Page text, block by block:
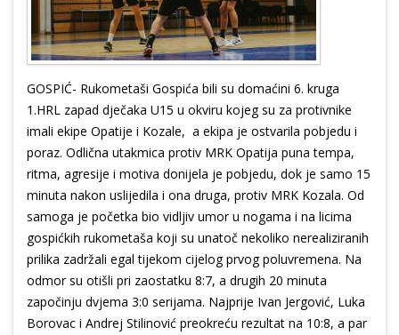
GOSPIĆ- Rukometaši Gospića bili su domaćini 6. kruga
1.HRL zapad dječaka U15 u okviru kojeg su za protivnike
imali ekipe Opatije i Kozale, a ekipa je ostvarila pobjedu i
poraz. Odlična utakmica protiv MRK Opatija puna tempa,
ritma, agresije i motiva donijela je pobjedu, dok je samo 15
minuta nakon uslijedila i ona druga, protiv MRK Kozala. Od
samoga je početka bio vidljiv umor u nogama i na licima
gospićkih rukometaša koji su unatoč nekoliko nerealiziranih
prilika zadržali egal tijekom cijelog prvog poluvremena. Na
odmor su otišli pri zaostatku 8:7, a drugih 20 minuta
započinju dvjema 3:0 serijama. Najprije Ivan Jergović, Luka
Borovac i Andrej Stilinović preokreću rezultat na 10:8, a par